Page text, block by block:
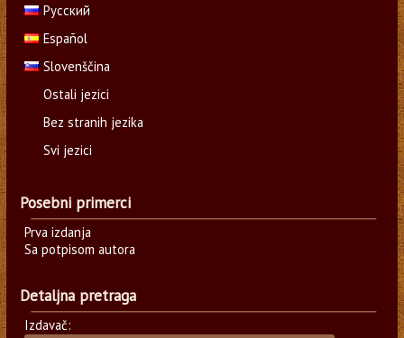
Русский
Español
Slovenščina
Ostali jezici
Bez stranih jezika
Svi jezici
Posebni primerci
Prva izdanja
Sa potpisom autora
Detaljna pretraga
Izdavač: